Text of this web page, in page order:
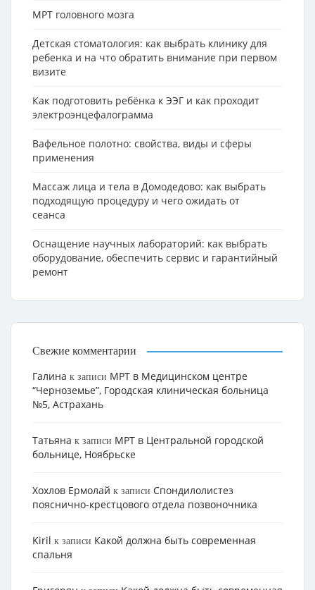
МРТ головного мозга
Детская стоматология: как выбрать клинику для
ребенка и на что обратить внимание при первом
визите
Как подготовить ребёнка к ЭЭГ и как проходит
электроэнцефалограмма
Вафельное полотно: свойства, виды и сферы
применения
Массаж лица и тела в Домодедово: как выбрать
подходящую процедуру и чего ожидать от
сеанса
Оснащение научных лабораторий: как выбрать
оборудование, обеспечить сервис и гарантийный
ремонт
Свежие комментарии
Галина к записи МРТ в Медицинском центре
“Черноземье”, Городская клиническая больница
№5, Астрахань
Татьяна к записи МРТ в Центральной городской
больнице, Ноябрьске
Хохлов Ермолай к записи Cпондилолистез
пояснично-крестцового отдела позвоночника
Kiril к записи Какой должна быть современная
спальня